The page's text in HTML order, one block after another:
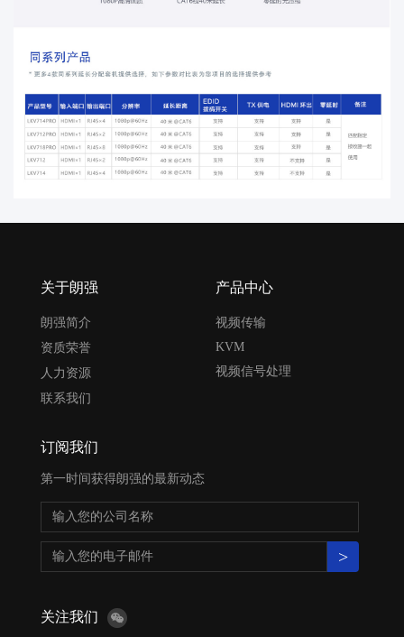
关于朗强
朗强简介
资质荣誉
人力资源
联系我们
产品中心
视频传输
KVM
视频信号处理
订阅我们
第一时间获得朗强的最新动态
>
关注我们